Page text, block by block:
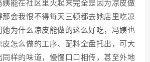
姨能在社区里火起来完全是因为凉皮做
那会我恨不得每天三顿都去她店里吃凉
她为什么凉皮能做的这么好吃，冯姨也
皮怎么做的工序、配料全盘托出，可大
同样的味道，慢慢口口相传，甚至外地